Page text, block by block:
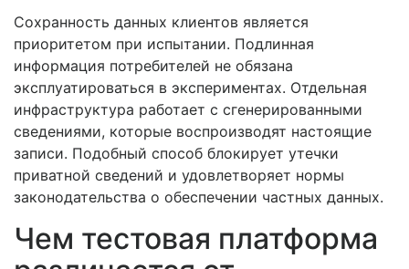
Сохранность данных клиентов является
приоритетом при испытании. Подлинная
информация потребителей не обязана
эксплуатироваться в экспериментах. Отдельная
инфраструктура работает с сгенерированными
сведениями, которые воспроизводят настоящие
записи. Подобный способ блокирует утечки
приватной сведений и удовлетворяет нормы
законодательства о обеспечении частных данных.
Чем тестовая платформа